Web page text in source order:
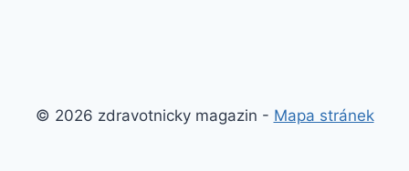
© 2026 zdravotnicky magazin - Mapa stránek